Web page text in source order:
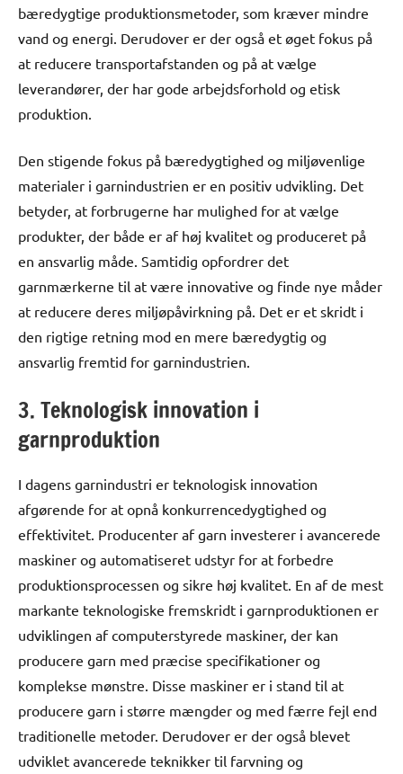
bæredygtige produktionsmetoder, som kræver mindre
vand og energi. Derudover er der også et øget fokus på
at reducere transportafstanden og på at vælge
leverandører, der har gode arbejdsforhold og etisk
produktion.
Den stigende fokus på bæredygtighed og miljøvenlige
materialer i garnindustrien er en positiv udvikling. Det
betyder, at forbrugerne har mulighed for at vælge
produkter, der både er af høj kvalitet og produceret på
en ansvarlig måde. Samtidig opfordrer det
garnmærkerne til at være innovative og finde nye måder
at reducere deres miljøpåvirkning på. Det er et skridt i
den rigtige retning mod en mere bæredygtig og
ansvarlig fremtid for garnindustrien.
3. Teknologisk innovation i
garnproduktion
I dagens garnindustri er teknologisk innovation
afgørende for at opnå konkurrencedygtighed og
effektivitet. Producenter af garn investerer i avancerede
maskiner og automatiseret udstyr for at forbedre
produktionsprocessen og sikre høj kvalitet. En af de mest
markante teknologiske fremskridt i garnproduktionen er
udviklingen af computerstyrede maskiner, der kan
producere garn med præcise specifikationer og
komplekse mønstre. Disse maskiner er i stand til at
producere garn i større mængder og med færre fejl end
traditionelle metoder. Derudover er der også blevet
udviklet avancerede teknikker til farvning og